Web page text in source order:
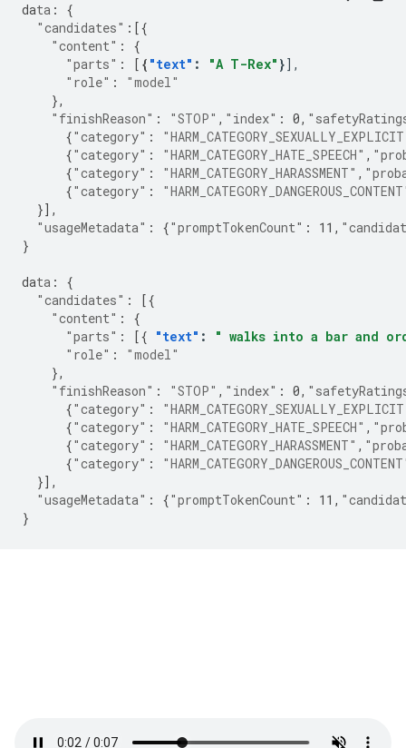
data :
{
"candidates" :[{
"content" :
{
"parts" : [ { "text" : "A T-Rex" }
"role" :
"model"
},
"finishReason" : "STOP" , "index" : 0,
{"category" :
{"category" : "HARM_CATEGORY_HATE_SPEECH" ,
{"category" : "HARM_CATEGORY_HARASSMENT" ,
{"category" :
}],
"usageMetadata" : {"promptTokenCount" : 11 ,
}
data :
{
"candidates" :
[{
"content" :
{
"parts" : [{ "text" :
" walks into a bar and
"role" :
"model"
},
"finishReason" : "STOP" , "index" : 0,
{"category" :
{"category" : "HARM_CATEGORY_HATE_SPEECH" ,
{"category" : "HARM_CATEGORY_HARASSMENT" ,
{"category" :
}],
"usageMetadata" : {"promptTokenCount" : 11 ,
}